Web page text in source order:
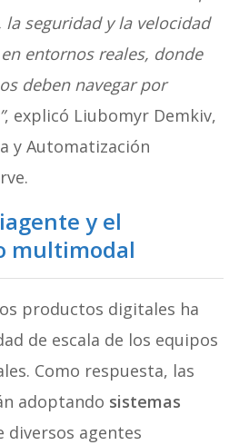
seguridad y la velocidad
entornos reales, donde
deben navegar por
, explicó Liubomyr Demkiv,
y Automatización
y el
multimodal
productos digitales ha
de escala de los equipos
Como respuesta, las
adoptando sistemas
diversos agentes